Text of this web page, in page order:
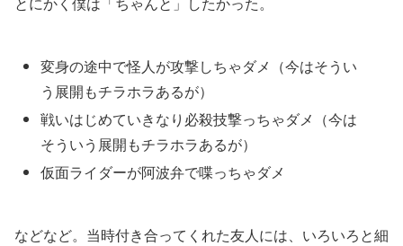
変身の途中で怪人が攻撃しちゃダメ（今はそうい
う展開もチラホラあるが）
戦いはじめていきなり必殺技撃っちゃダメ（今は
そういう展開もチラホラあるが）
仮面ライダーが阿波弁で喋っちゃダメ
などなど。当時付き合ってくれた友人には、いろいろと細